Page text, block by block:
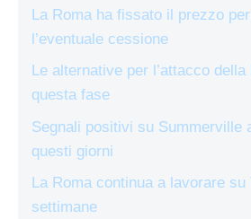
La Roma ha fissato il prezzo
l’eventuale cessione
Le alternative per l’attacco
questa fase
Segnali positivi su Summerville
questi giorni
La Roma continua a lavorare
settimane